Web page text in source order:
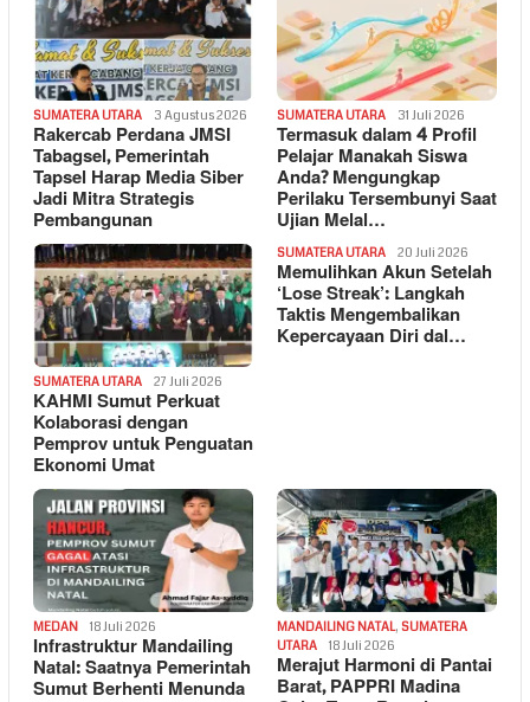
SUMATERA UTARA 3 Agustus 2026
Rakercab Perdana JMSI
Tabagsel, Pemerintah
Tapsel Harap Media Siber
Jadi Mitra Strategis
Pembangunan
SUMATERA UTARA 31 Juli 2026
Termasuk dalam 4 Profil
Pelajar Manakah Siswa
Anda? Mengungkap
Perilaku Tersembunyi Saat
Ujian Melal…
SUMATERA UTARA 27 Juli 2026
KAHMI Sumut Perkuat
Kolaborasi dengan
Pemprov untuk Penguatan
Ekonomi Umat
SUMATERA UTARA 20 Juli 2026
Memulihkan Akun Setelah
‘Lose Streak’: Langkah
Taktis Mengembalikan
Kepercayaan Diri dal…
MEDAN 18 Juli 2026
Infrastruktur Mandailing
Natal: Saatnya Pemerintah
Sumut Berhenti Menunda
MANDAILING NATAL, SUMATERA
UTARA
18 Juli 2026
Merajut Harmoni di Pantai
Barat, PAPPRI Madina